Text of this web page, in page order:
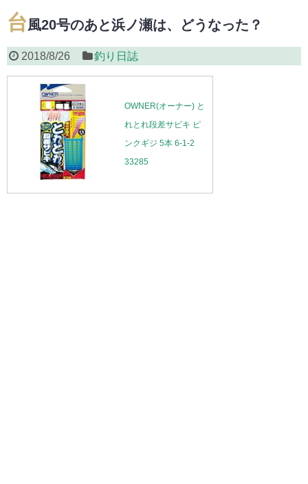
台風20号のあと浜ノ瀬は、どうなった？
2018/8/26 釣り日誌
OWNER(オーナー) と
れとれ段差サビキ ピ
ンクギジ 5本 6-1-2
33285